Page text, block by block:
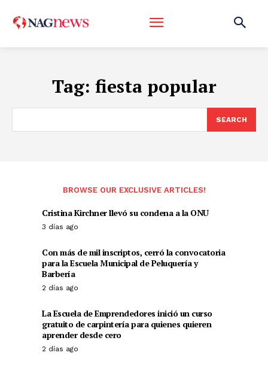
Tag: fiesta popular
SEARCH
BROWSE OUR EXCLUSIVE ARTICLES!
Cristina Kirchner llevó su condena a la ONU
3 días ago
Con más de mil inscriptos, cerró la convocatoria
para la Escuela Municipal de Peluquería y
Barbería
2 días ago
La Escuela de Emprendedores inició un curso
gratuito de carpintería para quienes quieren
aprender desde cero
2 días ago